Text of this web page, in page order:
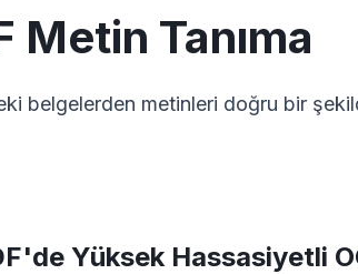
Metin Tanıma
belgelerden metinleri doğru bir
Yüksek Hassasiyetli